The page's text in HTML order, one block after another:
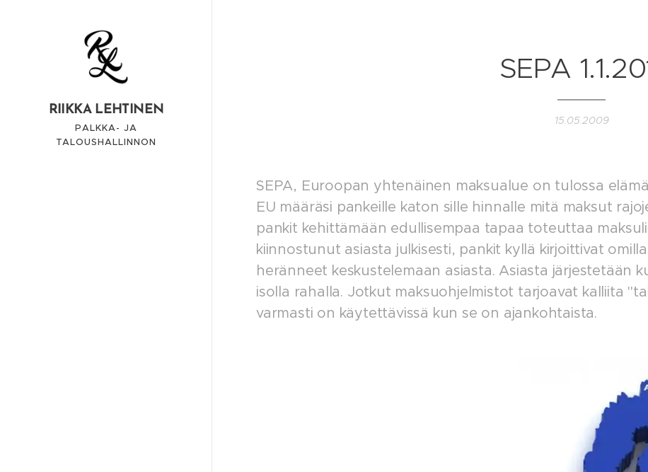
RIIKKA LEHTINEN
PALKKA- JA
TALOUSHALLINNON
SEPA
15.05.2009
SEPA, Euroopan yhtenäinen maksualue on tulossa
EU määräsi pankeille katon sille hinnalle mitä maksut
pankit kehittämään edullisempaa tapaa toteuttaa
kiinnostunut asiasta julkisesti, pankit kyllä kirjoittivat
heränneet keskustelemaan asiasta. Asiasta järjestetään
isolla rahalla. Jotkut maksuohjelmistot tarjoavat kalliita
varmasti on käytettävissä kun se on ajankohtaista.